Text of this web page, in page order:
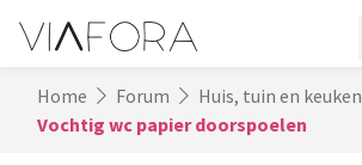
Home Forum
Huis, tuin en keuken
Vochtig wc papier doorspoelen